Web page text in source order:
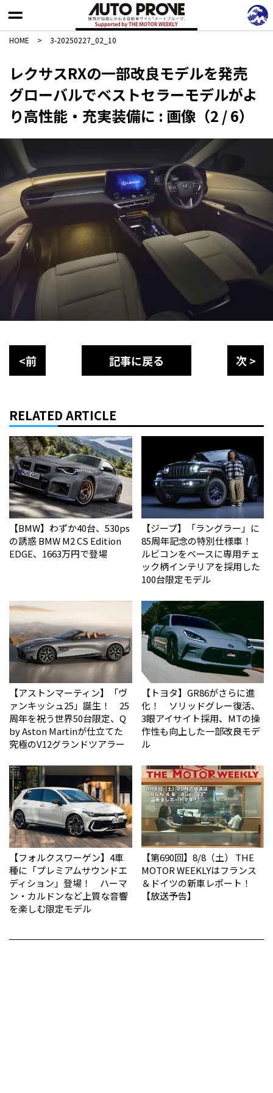
HOME > 3-20250227_02_10
レクサスRXの一部改良モデルを発売
グローバルでベストセラーモデルがよ
り高性能・充実装備に : 画像（2 / 6）
<前 記事に戻る 次 >
RELATED ARTICLE
【BMW】わずか40台、530ps
の誘惑 BMW M2 CS Edition
EDGE、1663万円で登場
【ジープ】「ラングラー」に
85周年記念の特別仕様車！
ルビコンをベースに専用チェ
ック柄インテリアを採用した
100台限定モデル
【アストンマーティン】「ヴ
ァンキッシュ25」誕生！ 25
周年を祝う世界50台限定、Q
by Aston Martinが仕立てた
究極のV12グランドツアラー
【トヨタ】GR86がさらに進
化！ ソリッドグレー復活、
3眼アイサイト採用、MTの操
作性も向上した一部改良モデ
ル
【フォルクスワーゲン】4車
種に「プレミアムサウンドエ
ディション」登場！ ハーマ
ン・カルドンなど上質な音響
を楽しむ限定モデル
【第690回】8/8（土） THE
MOTOR WEEKLYはフランス
＆ドイツの新車レポート！
【放送予告】